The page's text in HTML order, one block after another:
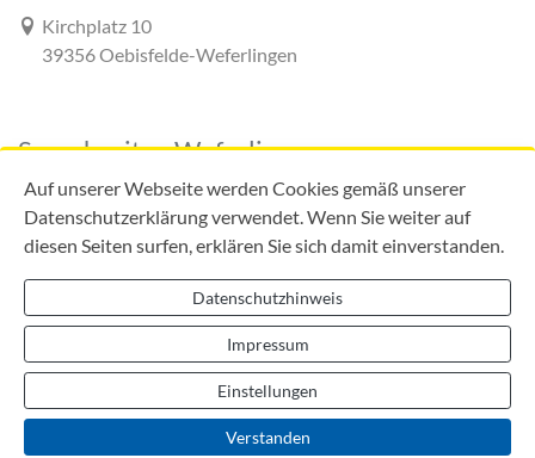
Auf unserer Webseite werden Cookies gemäß unserer
Datenschutzerklärung verwendet. Wenn Sie weiter auf
diesen Seiten surfen, erklären Sie sich damit einverstanden.
Datenschutzhinweis
Impressum
Einstellungen
Verstanden
Link zur Google-Maps Navigation
Kirchplatz 10
39356 Oebisfelde-Weferlingen
Sprechzeiten Weferlingen
Mo:
09:00 - 12:00 Uhr
Di:
09:00 - 12:00 Uhr
13:00 - 18:00 Uhr
09:00 - 12:00 Uhr
13:00 - 16:00 Uhr